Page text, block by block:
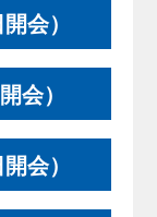
会）
会）
会）